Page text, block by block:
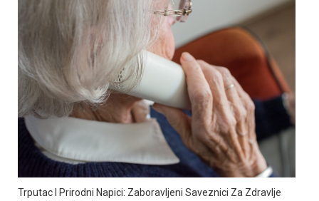
Trputac I Prirodni Napici: Zaboravljeni Saveznici Za Zdravlje